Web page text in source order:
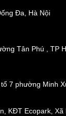
Đa, Hà Nội
Tân Phú , TP
7 phường Minh
KĐT Ecopark, Xã